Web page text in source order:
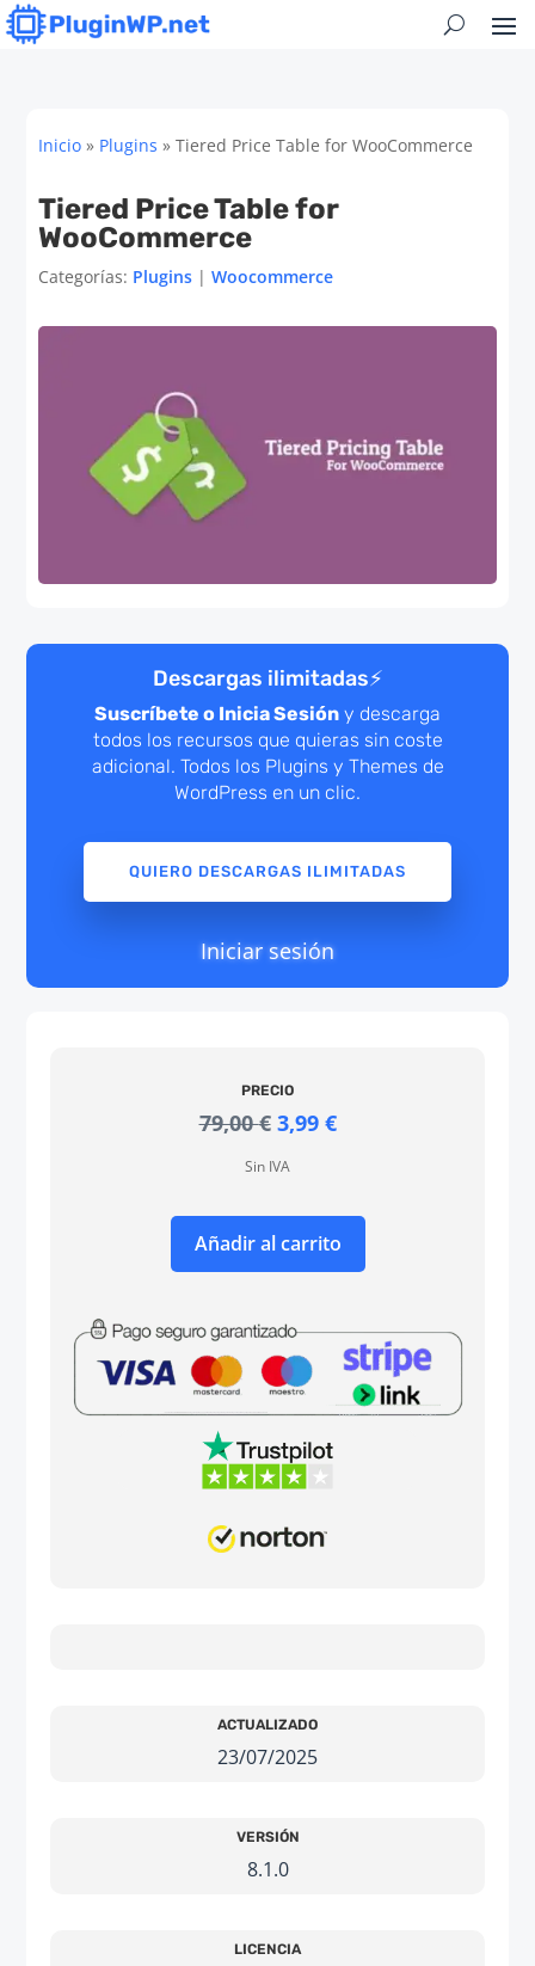
Inicio » Plugins »Tiered Price Table for WooCommerce
Tiered Price Table for
WooCommerce
Categorías: Plugins |Woocommerce
Descargas ilimitadas⚡
Suscríbete o Inicia Sesión y descarga
todos los recursos que quieras sin coste
adicional. Todos los Plugins y Themes de
WordPress en un clic.
QUIERO DESCARGAS ILIMITADAS
Iniciar sesión
PRECIO
79,00€ El
original
3,99 €El
3,99 €.
Sin IVA
Añadir al carrito
ACTUALIZADO
23/07/2025
VERSIÓN
8.1.0
LICENCIA